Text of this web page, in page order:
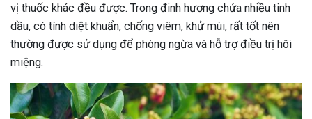
vị thuốc khác đều được. Trong đinh hương chứa nhiều tinh
dầu, có tính diệt khuẩn, chống viêm, khử mùi, rất tốt nên
thường được sử dụng để phòng ngừa và hỗ trợ điều trị hôi
miệng.